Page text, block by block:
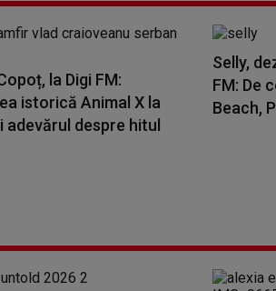
la Digi FM:
istorică Animal X la
adevărul despre hitul
Selly,
FM: De
Beach,